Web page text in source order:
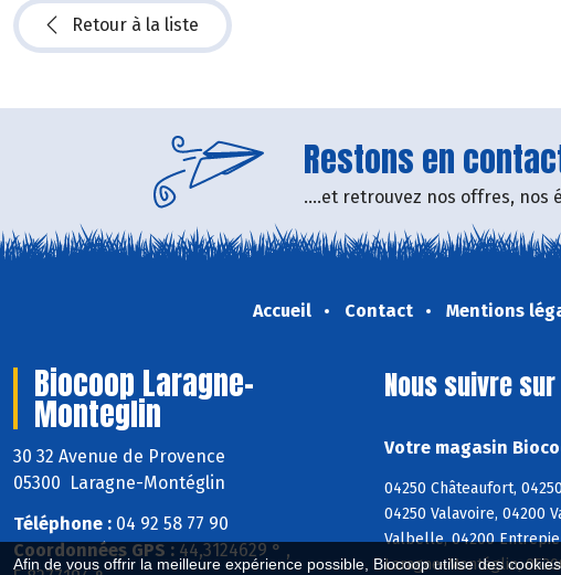
Afin de vous offrir la meilleure expérience possible, Biocoop utilise des
Retour à la liste
Restons en
....et retrouvez nos offres, nos
Accueil Contact Mentions
Biocoop Laragne-
Monteglin
30 32 Avenue de Provence
05300 Laragne-Montéglin
Téléphone : 04 92 58 77 90
Coordonnées GPS : 44,3124629 ° ,
Nous suivre sur
Votre magasin
04250 Châteaufort,
04250 Valavoire, 04200
Valbelle, 04200
Laragne-Montéglin,